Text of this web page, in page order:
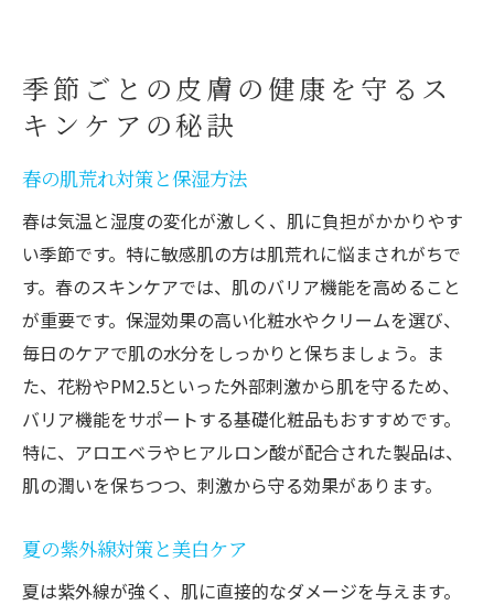
季節ごとの皮膚の健康を守るス
キンケアの秘訣
春の肌荒れ対策と保湿方法
春は気温と湿度の変化が激しく、肌に負担がかかりやす
い季節です。特に敏感肌の方は肌荒れに悩まされがちで
す。春のスキンケアでは、肌のバリア機能を高めること
が重要です。保湿効果の高い化粧水やクリームを選び、
毎日のケアで肌の水分をしっかりと保ちましょう。ま
た、花粉やPM2.5といった外部刺激から肌を守るため、
バリア機能をサポートする基礎化粧品もおすすめです。
特に、アロエベラやヒアルロン酸が配合された製品は、
肌の潤いを保ちつつ、刺激から守る効果があります。
夏の紫外線対策と美白ケア
夏は紫外線が強く、肌に直接的なダメージを与えます。